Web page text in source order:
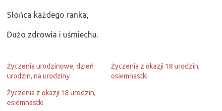
Słońca każdego ranka,
Dużo zdrowia i uśmiechu.
Życzenia urodzinowe, dzień
urodzin, na urodziny
Życzenia z okazji 18 urodzin,
osiemnastki
Życzenia z okazji 18 urodzin,
osiemnastki